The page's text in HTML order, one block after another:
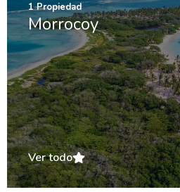
1 Propiedad
Morrocoy
Ver todo